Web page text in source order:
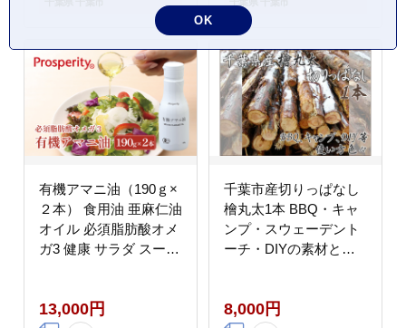
有機アマニ油（190ｇ×
２本） 食用油 亜麻仁油
オイル 必須脂肪酸オメ
ガ3 健康 サラダ スープ
13,000円
千葉市産切りっぱなし
檜丸太1本 BBQ・キャ
ンプ・スウェーデント
ーチ・DIYの素材とし
薪 焚火 火持ちが良い
8,000円
OK